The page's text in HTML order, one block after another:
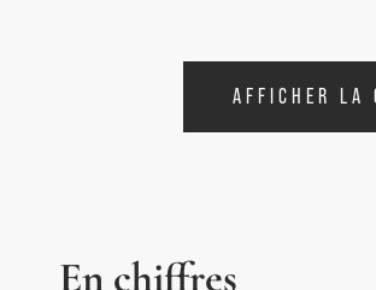
AFFICHER LA
En chiffres